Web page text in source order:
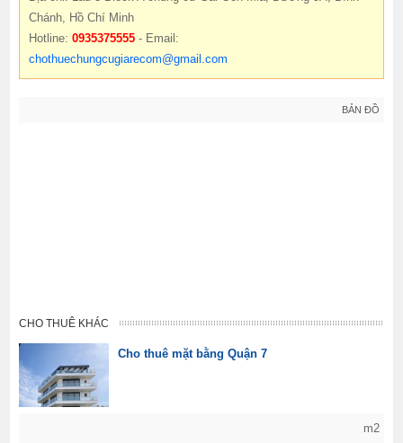
Chánh, Hồ Chí Minh
Hotline:0935375555 - Email:
chothuechungcugiarecom@gmail.com
BẢN ĐỒ
CHO THUÊ KHÁC
m2
Cho thuê mặt bằng Quận 7